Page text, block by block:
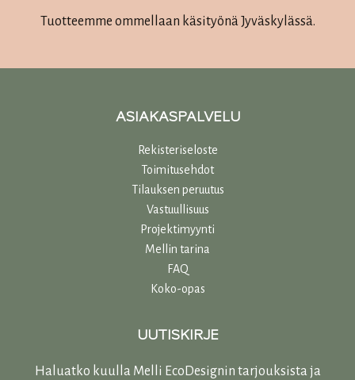
Tuotteemme ommellaan käsityönä Jyväskylässä.
ASIAKASPALVELU
Rekisteriseloste
Toimitusehdot
Tilauksen peruutus
Vastuullisuus
Projektimyynti
Mellin tarina
FAQ
Koko-opas
UUTISKIRJE
Haluatko kuulla Melli EcoDesignin tarjouksista ja